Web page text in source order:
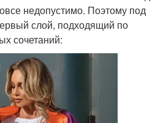
недопустимо. Поэтому под
слой, подходящий по
сочетаний: